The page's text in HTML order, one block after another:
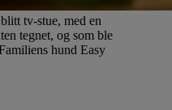
tv-stue, med en
tegnet, og som ble
hund Easy